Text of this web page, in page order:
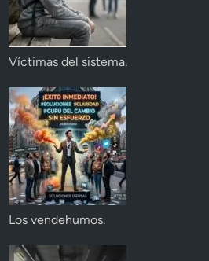
Víctimas del sistema.
Los vendehumos.